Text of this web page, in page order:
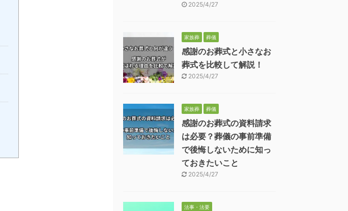
2025/4/27
家族葬 葬儀
感謝のお葬式と小さなお
葬式を比較して解説！
2025/4/27
家族葬 葬儀
感謝のお葬式の資料請求
は必要？葬儀の事前準備
で後悔しないために知っ
ておきたいこと
2025/4/27
法事・法要